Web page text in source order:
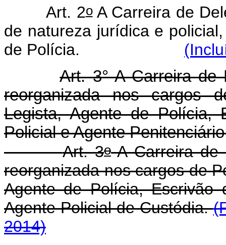
Art. 2oA Carreira de
de natureza jurídica e
de Polícia.
Art. 3° A Carreira de
reorganizada nos cargos
Legista, Agente de Polícia,
Policial e Agente
Art. 3oA Carreira de
reorganizada nos cargos de
Agente de Polícia, Escrivão
Agente Policial de Custódia.
2014)